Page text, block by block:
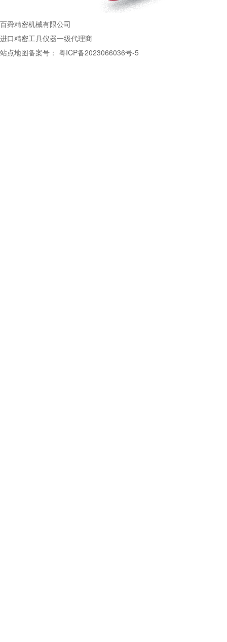
百舜精密机械有限公司
进口精密工具仪器一级代理商
站点地图备案号： 粤ICP备2023066036号-5